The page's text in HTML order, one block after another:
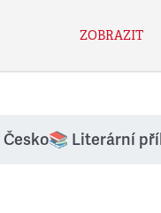
ZOBRAZIT
📚 Literární